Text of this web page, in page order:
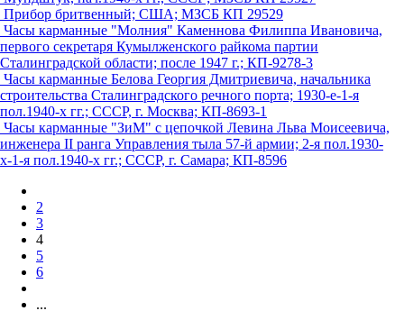
Прибор бритвенный; США; МЗСБ КП 29529
Часы карманные "Молния" Каменнова Филиппа Ивановича,
первого секретаря Кумылженского райкома партии
Сталинградской области; после 1947 г.; КП-9278-3
Часы карманные Белова Георгия Дмитриевича, начальника
строительства Сталинградского речного порта; 1930-е-1-я
пол.1940-х гг.; СССР, г. Москва; КП-8693-1
Часы карманные "ЗиМ" с цепочкой Левина Льва Моисеевича,
инженера II ранга Управления тыла 57-й армии; 2-я пол.1930-
х-1-я пол.1940-х гг.; СССР, г. Самара; КП-8596
2
3
4
5
6
...